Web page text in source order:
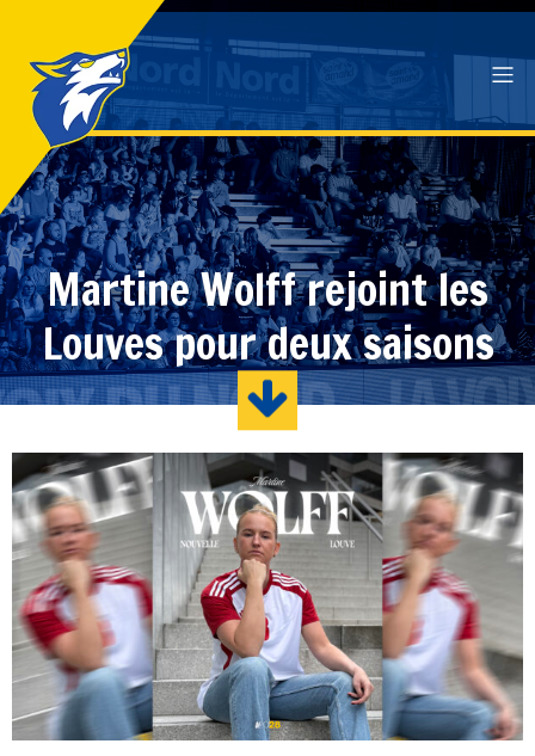
Martine Wolff rejoint les
Louves pour deux saisons